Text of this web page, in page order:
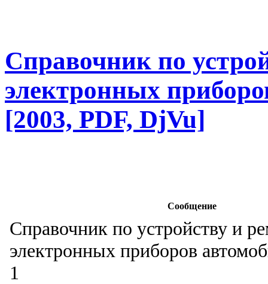
Справочник по
электронных
[2003, PDF, DjVu]
Сообщение
Справочник по устройству и
электронных приборов
1